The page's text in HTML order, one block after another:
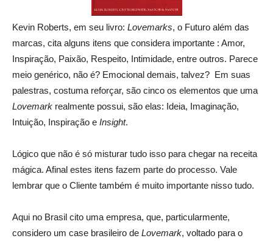
Kevin Roberts, em seu livro: Lovemarks, o Futuro além das
marcas, cita alguns itens que considera importante : Amor,
Inspiração, Paixão, Respeito, Intimidade, entre outros. Parece
meio genérico, não é? Emocional demais, talvez? Em suas
palestras, costuma reforçar, são cinco os elementos que uma
Lovemark realmente possui, são elas: Ideia, Imaginação,
Intuição, Inspiração e Insight.
Lógico que não é só misturar tudo isso para chegar na receita
mágica. Afinal estes itens fazem parte do processo. Vale
lembrar que o Cliente também é muito importante nisso tudo.
Aqui no Brasil cito uma empresa, que, particularmente,
considero um case brasileiro de Lovemark, voltado para o